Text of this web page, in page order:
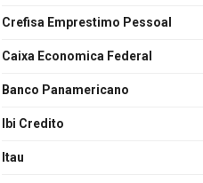
Crefisa Emprestimo Pessoal
Caixa Economica Federal
Banco Panamericano
Ibi Credito
Itau